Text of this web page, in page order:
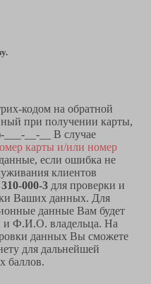
кодом на обратной
при получении карты,
___-__-__ В случае
карты и/или номер
если ошибка не
клиентов
310-000-3 для проверки и
Ваших данных. Для
данные Вам будет
и Ф.И.О. владельца. На
данных Вы сможете
для дальнейшей
баллов.